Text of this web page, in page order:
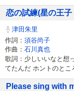
恋の試練(星の王子
津田朱里
作詞： 須谷尚子
作曲： 石川真也
歌詞：少しいいなと想
てたんだ ホントのとこ
Please sing with